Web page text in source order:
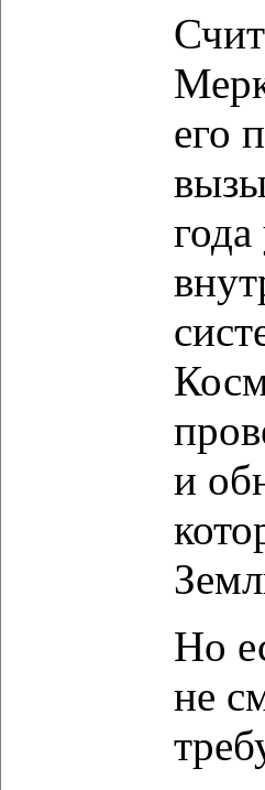
его
и
Но
не